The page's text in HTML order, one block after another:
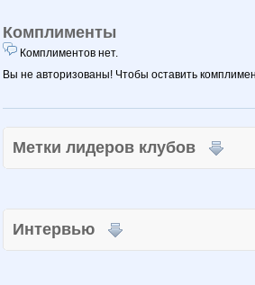
Комплименты
Комплиментов нет.
Вы не авторизованы! Чтобы оставить
Метки лидеров клубов
Интервью